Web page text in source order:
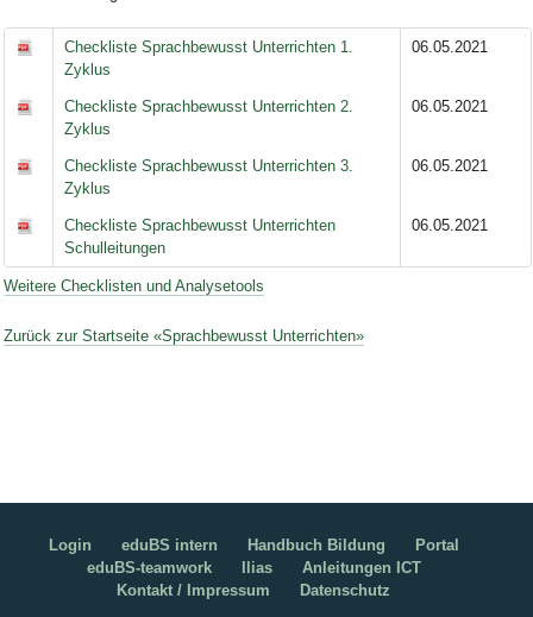
Checkliste Sprachbewusst Unterrichten 1.
Zyklus
06.05.2021
Checkliste Sprachbewusst Unterrichten 2.
Zyklus
06.05.2021
Checkliste Sprachbewusst Unterrichten 3.
Zyklus
06.05.2021
Checkliste Sprachbewusst Unterrichten
Schulleitungen
06.05.2021
Weitere Checklisten und Analysetools
Zurück zur Startseite «Sprachbewusst Unterrichten»
Login eduBS intern Handbuch Bildung
Portal
eduBS-teamwork
Ilias
Anleitungen ICT
Kontakt / Impressum
Datenschutz